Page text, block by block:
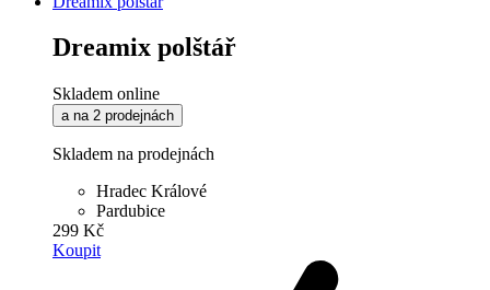
Dreamix polštář
Skladem online
a na 2 prodejnách
Skladem na prodejnách
Hradec Králové
Pardubice
299 Kč
Koupit